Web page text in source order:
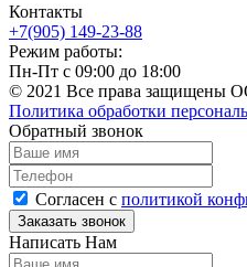
Контакты
+7(905) 149-23-88
Режим работы:
Пн-Пт с 09:00 до 18:00
© 2021 Все права защищены
Политика обработки
Обратный звонок
Согласен с политикой
Написать Нам